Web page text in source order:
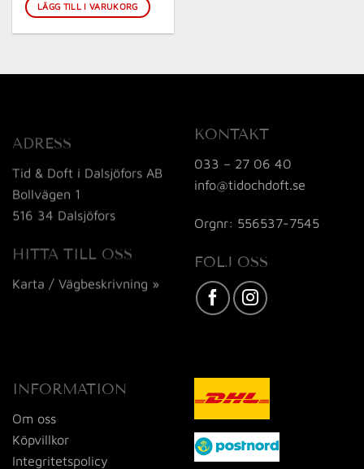
LÄGG TILL I VARUKORG
ADRESS
Tid & Doft i Dalsjöfors AB
Bollvägen 1
516 34 Dalsjöfors
HITTA TILL OSS
Karta / Vägbeskrivning »
KONTAKT
033 – 27 06 40
info@tidochdoft.se
Orgnr: 556537-7545
FÖLJ OSS
INFORMATION
Om oss
Köpvillkor
Integritetspolicy